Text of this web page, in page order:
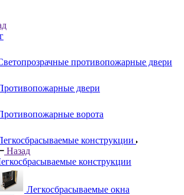
противопожарные двери
двери
ворота
конструкции
Назад
конструкции
Легкосбрасываемые окна